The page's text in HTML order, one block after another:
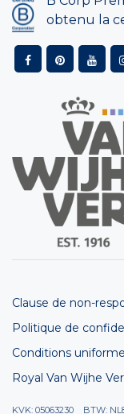
obtenu la
Clause de non-
Politique de
Conditions
Royal Van Wijhe
KVK: 05063230 BTW: